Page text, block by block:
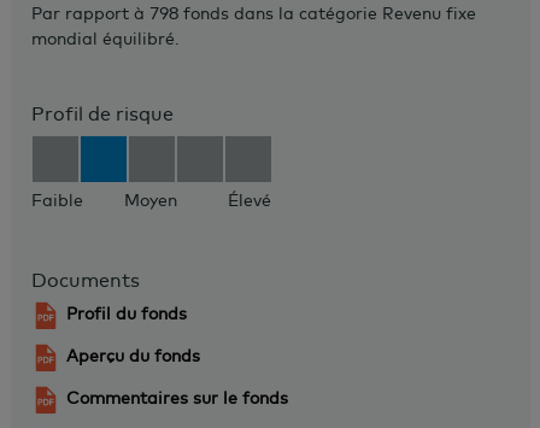
Par rapport à 798 fonds dans la catégorie Revenu fixe
mondial équilibré.
Profil de risque
Faible Moyen Élevé
Documents
Profil du fonds
Aperçu du fonds
Commentaires sur le fonds